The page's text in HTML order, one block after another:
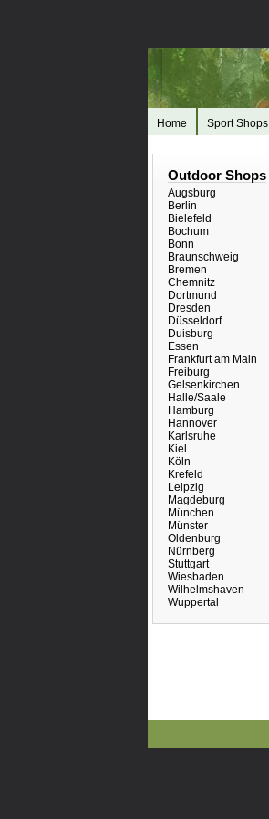
Home Sport Shops
Outdoor Shops
Augsburg
Berlin
Bielefeld
Bochum
Bonn
Braunschweig
Bremen
Chemnitz
Dortmund
Dresden
Düsseldorf
Duisburg
Essen
Frankfurt am Main
Freiburg
Gelsenkirchen
Halle/Saale
Hamburg
Hannover
Karlsruhe
Kiel
Köln
Krefeld
Leipzig
Magdeburg
München
Münster
Oldenburg
Nürnberg
Stuttgart
Wiesbaden
Wilhelmshaven
Wuppertal